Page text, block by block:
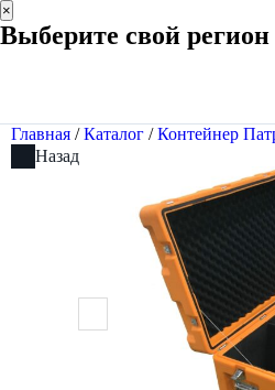
×
Выберите свой регион
Главная / Каталог / Контейнер
Назад